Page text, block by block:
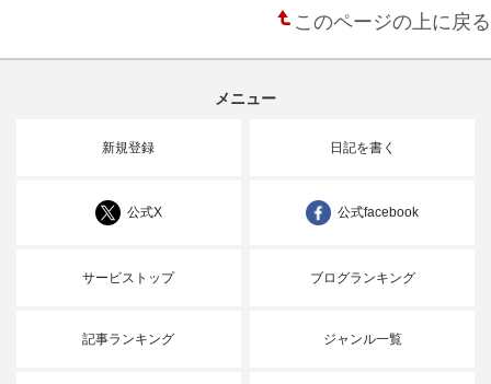
このページの上に戻る
メニュー
新規登録 日記を書く
公式X 公式facebook
サービストップ ブログランキング
記事ランキング ジャンル一覧